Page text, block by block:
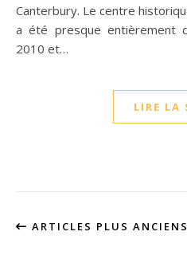
Canterbury. Le centre
a été presque entièrement
2010 et…
LIRE LA
ARTICLES PLUS ANCIENS